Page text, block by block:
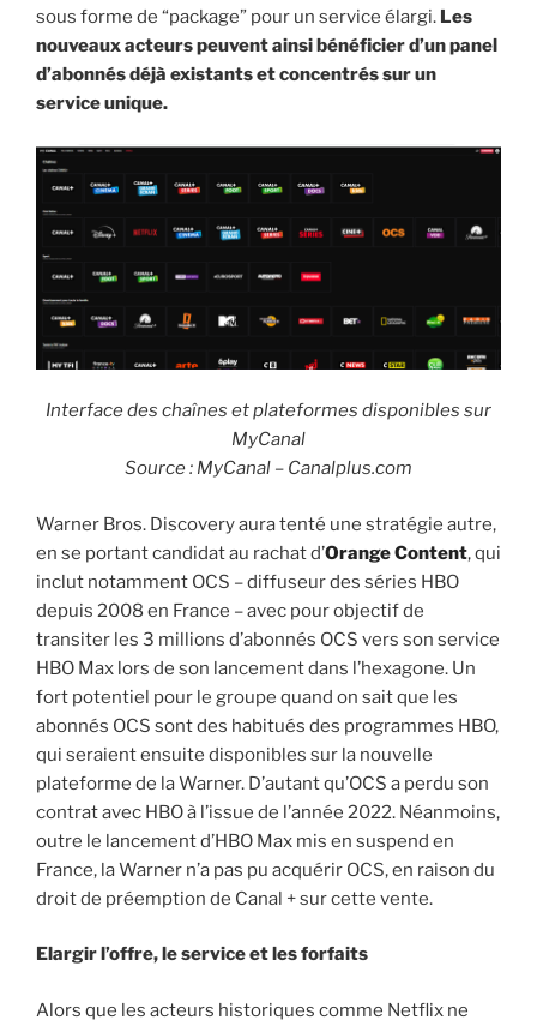
sous forme de “package” pour un service élargi. Les
nouveaux acteurs peuvent ainsi bénéficier d’un panel
d’abonnés déjà existants et concentrés sur un
service unique.
Interface des chaînes et plateformes disponibles sur
MyCanal
Source : MyCanal – Canalplus.com
Warner Bros. Discovery aura tenté une stratégie autre,
en se portant candidat au rachat d’Orange Content, qui
inclut notamment OCS – diffuseur des séries HBO
depuis 2008 en France – avec pour objectif de
transiter les 3 millions d’abonnés OCS vers son service
HBO Max lors de son lancement dans l’hexagone. Un
fort potentiel pour le groupe quand on sait que les
abonnés OCS sont des habitués des programmes HBO,
qui seraient ensuite disponibles sur la nouvelle
plateforme de la Warner. D’autant qu’OCS a perdu son
contrat avec HBO à l’issue de l’année 2022. Néanmoins,
outre le lancement d’HBO Max mis en suspend en
France, la Warner n’a pas pu acquérir OCS, en raison du
droit de préemption de Canal + sur cette vente.
Elargir l’offre, le service et les forfaits
Alors que les acteurs historiques comme Netflix ne